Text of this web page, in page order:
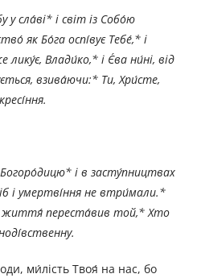
у сла́ві* і світ із Собо́ю
як Бо́га оспі́вує Тебе́,* і
Влади́ко,* і Є́ва ни́ні, від
взива́ючи:* Ти, Хри́сте,
і в засту́пництвах
і умертві́ння не втри́мали.*
переста́вив той,* Хто
ми́лість Твоя́ на нас, бо